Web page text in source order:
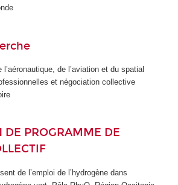
de l’aviation et du spatial
et négociation collective
DE PROGRAMME DE
de l’emploi de l’hydrogène dans